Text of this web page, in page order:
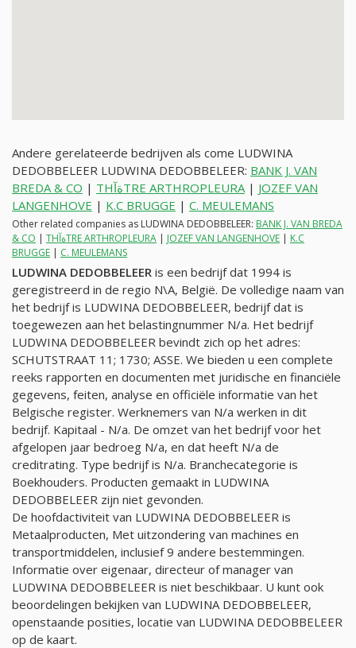
Andere gerelateerde bedrijven als come LUDWINA
DEDOBBELEER LUDWINA DEDOBBELEER: BANK J. VAN
BREDA & CO | THةآTRE ARTHROPLEURA| JOZEF VAN
LANGENHOVE | K.C BRUGGE | C. MEULEMANS
Other related companies as LUDWINA DEDOBBELEER: BANK J. VAN BREDA
& CO | THةآTRE ARTHROPLEURA | JOZEF VAN LANGENHOVE | K.C
BRUGGE | C. MEULEMANS
LUDWINA DEDOBBELEER is een bedrijf dat 1994 is
geregistreerd in de regio N\A, België. De volledige naam van
het bedrijf is LUDWINA DEDOBBELEER, bedrijf dat is
toegewezen aan het belastingnummer N/a. Het bedrijf
LUDWINA DEDOBBELEER bevindt zich op het adres:
SCHUTSTRAAT 11; 1730; ASSE. We bieden u een complete
reeks rapporten en documenten met juridische en financiële
gegevens, feiten, analyse en officiële informatie van het
Belgische register. Werknemers van N/a werken in dit
bedrijf. Kapitaal - N/a. De omzet van het bedrijf voor het
afgelopen jaar bedroeg N/a, en dat heeft N/a de
creditrating. Type bedrijf is N/a. Branchecategorie is
Boekhouders. Producten gemaakt in LUDWINA
DEDOBBELEER zijn niet gevonden.
De hoofdactiviteit van LUDWINA DEDOBBELEER is
Metaalproducten, Met uitzondering van machines en
transportmiddelen, inclusief 9 andere bestemmingen.
Informatie over eigenaar, directeur of manager van
LUDWINA DEDOBBELEER is niet beschikbaar. U kunt ook
beoordelingen bekijken van LUDWINA DEDOBBELEER,
openstaande posities, locatie van LUDWINA DEDOBBELEER
op de kaart.